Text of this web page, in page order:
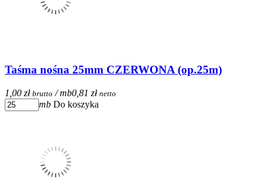
Taśma nośna 25mm CZERWONA (op.25m)
1,00 zł brutto / mb0,81 zł netto
mb Do koszyka